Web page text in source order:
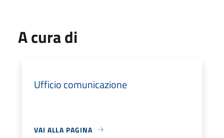
A cura di
Ufficio comunicazione
VAI ALLA PAGINA